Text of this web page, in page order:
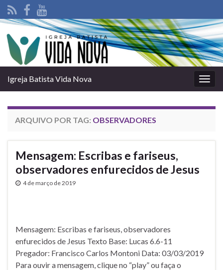
Igreja Batista Vida Nova
ARQUIVO POR TAG: OBSERVADORES
Mensagem: Escribas e fariseus,
observadores enfurecidos de Jesus
4 de março de 2019
Mensagem: Escribas e fariseus, observadores
enfurecidos de Jesus Texto Base: Lucas 6.6-11
Pregador: Francisco Carlos Montoni Data: 03/03/2019
Para ouvir a mensagem, clique no “play” ou faça o